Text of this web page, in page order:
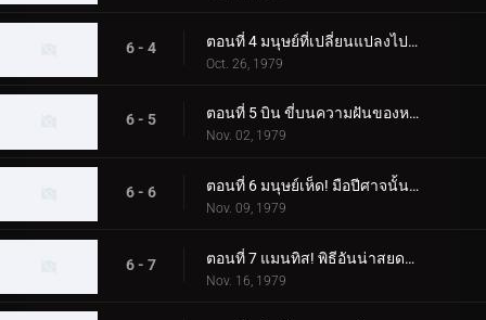
6 - 4 ตอนที่ 4 มนุษย์ที่เปลี่ยนแปลงไปสองคน ไรเดอร์ผู้โกรธแค้นแตกสลาย
Oct. 26, 1979
6 - 5 ตอนที่ 5 บิน ขี่บนความฝันของหญิงสาว
Nov. 02, 1979
6 - 6 ตอนที่ 6 มนุษย์เห็ด! มือปีศาจนั้นเย็นชา
Nov. 09, 1979
6 - 7 ตอนที่ 7 แมนทิส! พิธีอันน่าสยดสยอง
Nov. 16, 1979